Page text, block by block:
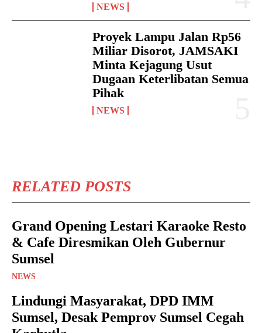
NEWS
Proyek Lampu Jalan Rp56
Miliar Disorot, JAMSAKI
Minta Kejagung Usut
Dugaan Keterlibatan Semua
Pihak
NEWS
RELATED POSTS
Grand Opening Lestari Karaoke Resto
& Cafe Diresmikan Oleh Gubernur
Sumsel
NEWS
Lindungi Masyarakat, DPD IMM
Sumsel, Desak Pemprov Sumsel Cegah